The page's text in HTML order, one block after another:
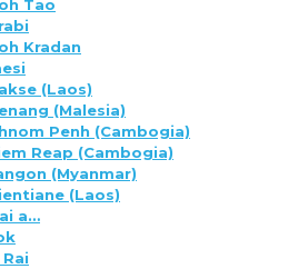
Tao
Kradan
(Laos)
(Malesia)
Penh (Cambogia)
Reap (Cambogia)
(Myanmar)
(Laos)
a…